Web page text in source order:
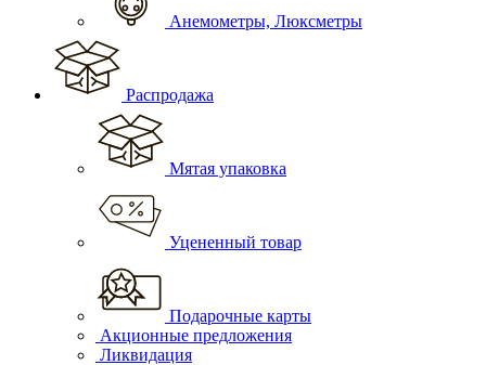
Анемометры, Люксметры
Распродажа
Мятая упаковка
Уцененный товар
Подарочные карты
Акционные предложения
Ликвидация